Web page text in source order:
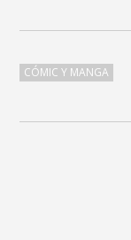
CÓMIC Y MANGA